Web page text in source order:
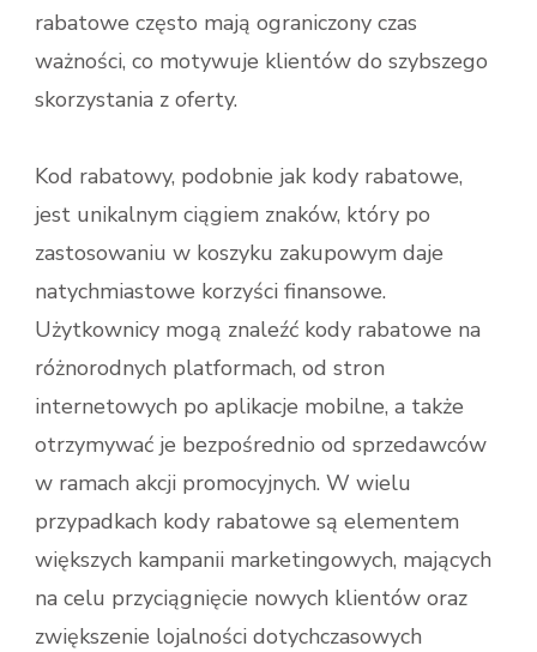
rabatowe często mają ograniczony czas
ważności, co motywuje klientów do szybszego
skorzystania z oferty.
Kod rabatowy, podobnie jak kody rabatowe,
jest unikalnym ciągiem znaków, który po
zastosowaniu w koszyku zakupowym daje
natychmiastowe korzyści finansowe.
Użytkownicy mogą znaleźć kody rabatowe na
różnorodnych platformach, od stron
internetowych po aplikacje mobilne, a także
otrzymywać je bezpośrednio od sprzedawców
w ramach akcji promocyjnych. W wielu
przypadkach kody rabatowe są elementem
większych kampanii marketingowych, mających
na celu przyciągnięcie nowych klientów oraz
zwiększenie lojalności dotychczasowych